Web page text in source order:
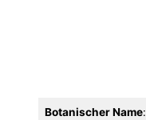
Botanischer Name: